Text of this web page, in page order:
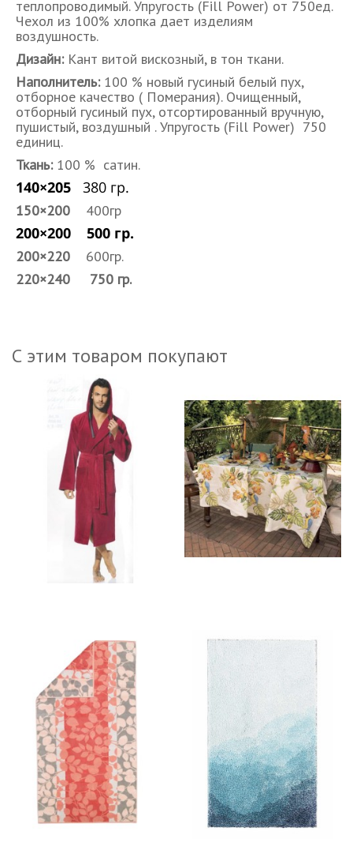
теплопроводимый. Упругость (Fill Power) от 750ед.
Чехол из 100% хлопка дает изделиям
воздушность.
Дизайн:Кант витой вискозный, в тон ткани.
Наполнитель:100 % новый гусиный белый пух,
отборное качество ( Померания). Очищенный,
отборный гусиный пух, отсортированный вручную,
пушистый, воздушный . Упругость (Fill Power) 750
единиц.
Ткань:100 % сатин.
140×205 380 гр.
150×200 400гр
200×200 500 гр.
200×220
600гр.
220×240 750 гр.
С этим товаром покупают